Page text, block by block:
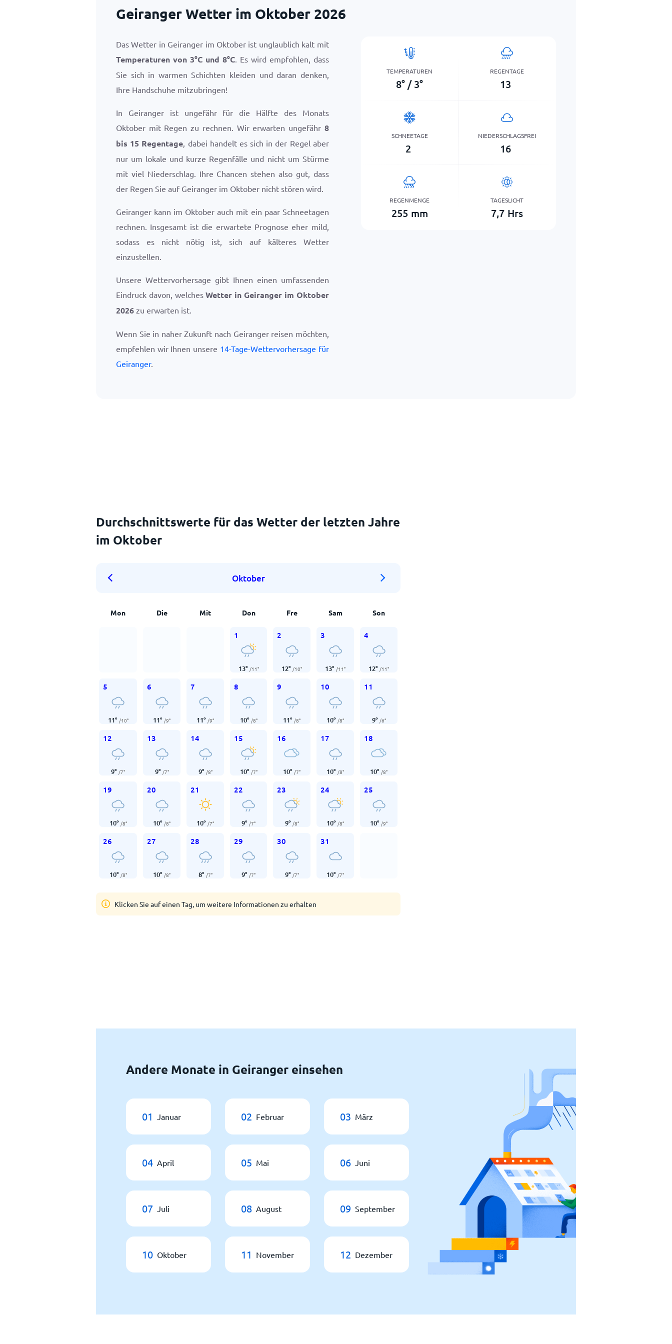
Geiranger Wetter im Oktober 2026
Das Wetter in Geiranger im Oktober ist unglaublich kalt mit
Temperaturen von 3°Cund 8°C. Es wird empfohlen, dass
Sie sich in warmen Schichten kleiden und daran denken,
Ihre Handschuhe mitzubringen!
In Geiranger ist ungefähr für die Hälfte des Monats
Oktober mit Regen zu rechnen. Wir erwarten ungefähr 8
bis 15 Regentage, dabei handelt es sich in der Regel aber
nur um lokale und kurze Regenfälle und nicht um Stürme
mit viel Niederschlag. Ihre Chancen stehen also gut, dass
der Regen Sie auf Geiranger im Oktober nicht stören wird.
Geiranger kann im Oktober auch mit ein paar Schneetagen
rechnen. Insgesamt ist die erwartete Prognose eher mild,
sodass es nicht nötig ist, sich auf kälteres Wetter
einzustellen.
Unsere Wettervorhersage gibt Ihnen einen umfassenden
Eindruck davon, welchesWetter in Geiranger im Oktober
2026 zu erwarten ist.
Wenn Sie in naher Zukunft nach Geiranger reisen möchten,
empfehlen wir Ihnen unsere 14-Tage-Wettervorhersage für
Geiranger.
TEMPERATUREN
8° / 3°
REGENTAGE
13
SCHNEETAGE
2
NIEDERSCHLAGSFREI
16
REGENMENGE
255 mm
TAGESLICHT
7,7 Hrs
Durchschnittswerte für das Wetter der letzten Jahre
im Oktober
Oktober
Mon Die Mit Don Fre Sam Son
1
13° /11°
2
12° /10°
3
13° /11°
4
12° /11°
5
11° /10°
6
11° /9°
7
11° /9°
8
10° /8°
9
11° /8°
10
10° /8°
11
9° /6°
12
9° /7°
13
9° /7°
14
9° /8°
15
10° /7°
16
10° /7°
17
10° /8°
18
10° /8°
19
10° /8°
20
10° /8°
21
10° /7°
22
9° /7°
23
9° /8°
24
10° /8°
25
10° /9°
26
10° /8°
27
10° /8°
28
8° /7°
29
9° /7°
30
9° /7°
31
10° /7°
Klicken Sie auf einen Tag, um weitere Informationen zu erhalten
Andere Monate in Geiranger einsehen
01 Januar 02 Februar 03 März
04 April 05 Mai 06 Juni
07 Juli 08 August 09 September
10 Oktober 11 November 12 Dezember